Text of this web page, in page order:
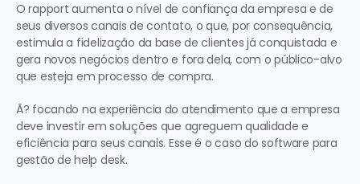
O rapport aumenta o nível de confiança da empresa e de
seus diversos canais de contato, o que, por consequência,
estimula a fidelização da base de clientes já conquistada e
gera novos negócios dentro e fora dela, com o público-alvo
que esteja em processo de compra.
Ã? focando na experiência do atendimento que a empresa
deve investir em soluções que agreguem qualidade e
eficiência para seus canais. Esse é o caso do software para
gestão de help desk.